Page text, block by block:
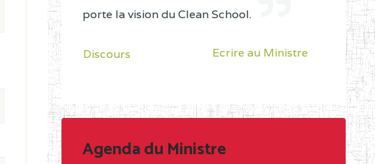
porte la vision du Clean School.
Discours Ecrire au Ministre
Agenda du Ministre